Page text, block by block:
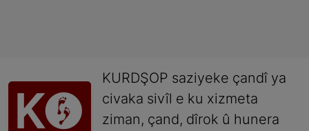
KURDŞOP saziyeke çandî ya
civaka sivîl e ku xizmeta
ziman, çand, dîrok û hunera